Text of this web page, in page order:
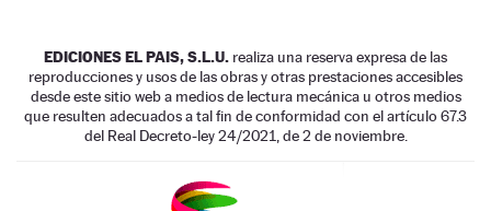
EDICIONES EL PAIS, S.L.U. realiza una reserva expresa de las
reproducciones y usos de las obras y otras prestaciones accesibles
desde este sitio web a medios de lectura mecánica u otros medios
que resulten adecuados a tal fin de conformidad con el artículo 67.3
del Real Decreto-ley 24/2021, de 2 de noviembre.